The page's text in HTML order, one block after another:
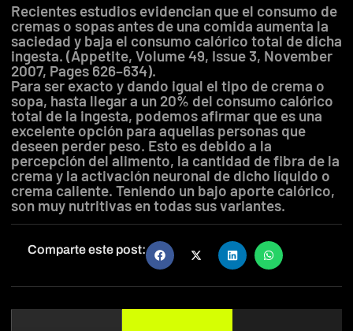
Recientes estudios evidencian que el consumo de
cremas o sopas antes de una comida aumenta la
saciedad y baja el consumo calórico total de dicha
ingesta. (Appetite, Volume 49, Issue 3, November
2007, Pages 626–634).
Para ser exacto y dando igual el tipo de crema o
sopa, hasta llegar a un 20% del consumo calórico
total de la ingesta, podemos afirmar que es una
excelente opción para aquellas personas que
deseen perder peso. Esto es debido a la
percepción del alimento, la cantidad de fibra de la
crema y la activación neuronal de dicho líquido o
crema caliente. Teniendo un bajo aporte calórico,
son muy nutritivas en todas sus variantes.
Comparte este post: